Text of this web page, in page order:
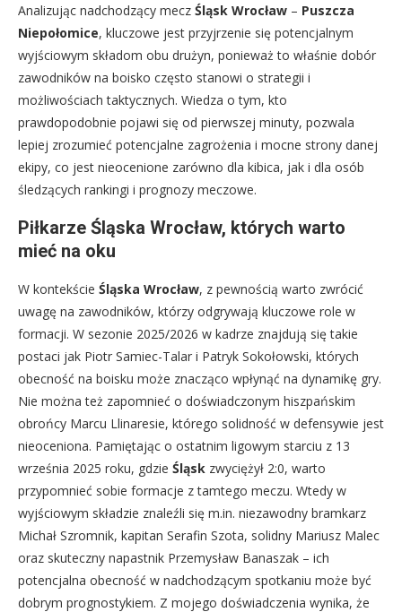
Analizując nadchodzący mecz Śląsk Wrocław – Puszcza
Niepołomice, kluczowe jest przyjrzenie się potencjalnym
wyjściowym składom obu drużyn, ponieważ to właśnie dobór
zawodników na boisko często stanowi o strategii i
możliwościach taktycznych. Wiedza o tym, kto
prawdopodobnie pojawi się od pierwszej minuty, pozwala
lepiej zrozumieć potencjalne zagrożenia i mocne strony danej
ekipy, co jest nieocenione zarówno dla kibica, jak i dla osób
śledzących rankingi i prognozy meczowe.
Piłkarze Śląska Wrocław, których warto
mieć na oku
W kontekście Śląska Wrocław, z pewnością warto zwrócić
uwagę na zawodników, którzy odgrywają kluczowe role w
formacji. W sezonie 2025/2026 w kadrze znajdują się takie
postaci jak Piotr Samiec-Talar i Patryk Sokołowski, których
obecność na boisku może znacząco wpłynąć na dynamikę gry.
Nie można też zapomnieć o doświadczonym hiszpańskim
obrońcy Marcu Llinaresie, którego solidność w defensywie jest
nieoceniona. Pamiętając o ostatnim ligowym starciu z 13
września 2025 roku, gdzie Śląsk zwyciężył 2:0, warto
przypomnieć sobie formacje z tamtego meczu. Wtedy w
wyjściowym składzie znaleźli się m.in. niezawodny bramkarz
Michał Szromnik, kapitan Serafin Szota, solidny Mariusz Malec
oraz skuteczny napastnik Przemysław Banaszak – ich
potencjalna obecność w nadchodzącym spotkaniu może być
dobrym prognostykiem. Z mojego doświadczenia wynika, że